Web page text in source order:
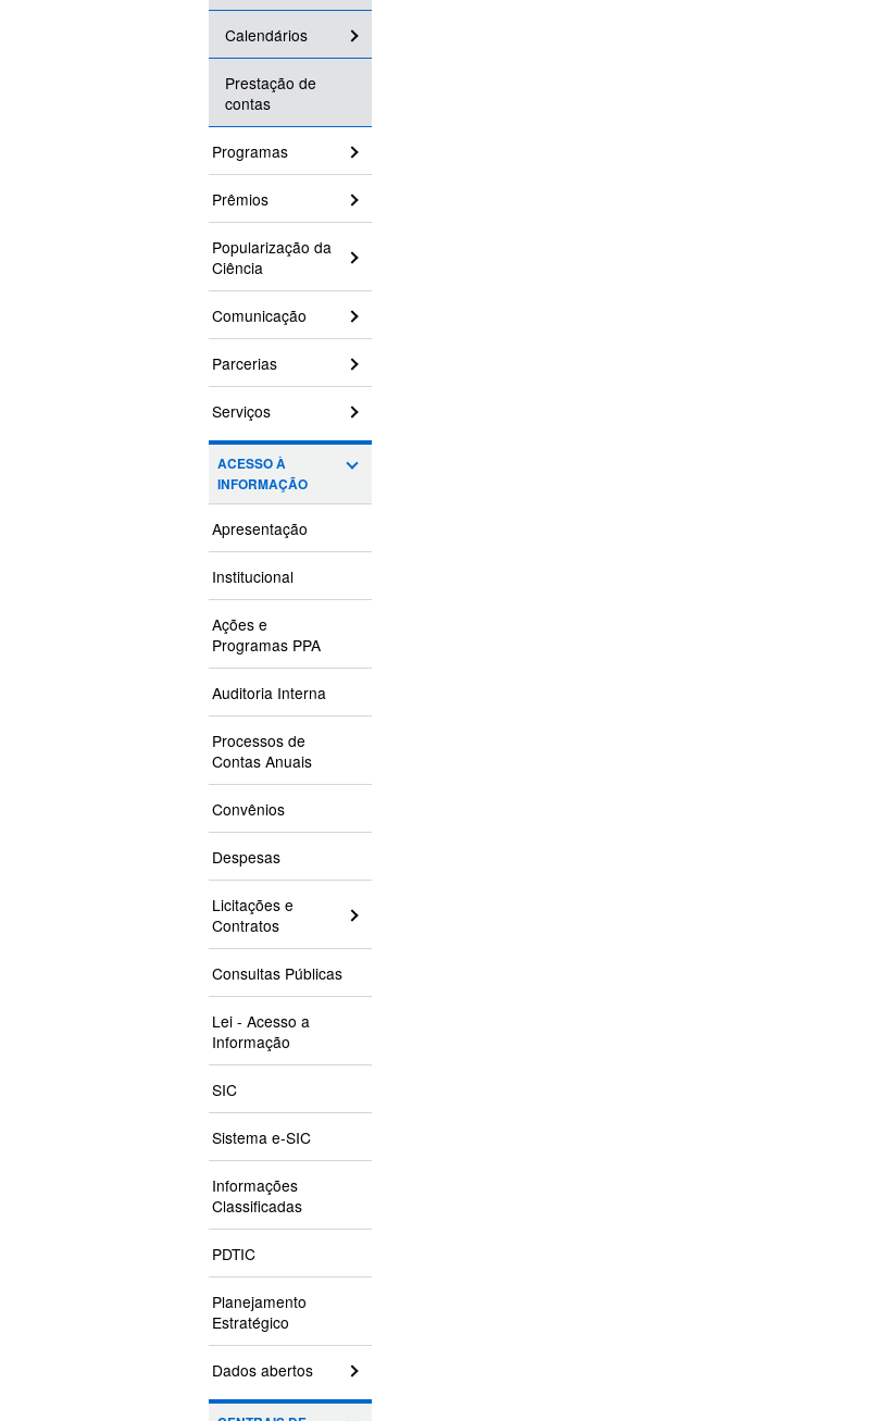
Calendários
Prestação de
contas
Programas
Prêmios
Popularização da
Ciência
Comunicação
Parcerias
Serviços
ACESSO À
INFORMAÇÃO
Apresentação
Institucional
Ações e
Programas PPA
Auditoria Interna
Processos de
Contas Anuais
Convênios
Despesas
Licitações e
Contratos
Consultas Públicas
Lei - Acesso a
Informação
SIC
Sistema e-SIC
Informações
Classificadas
PDTIC
Planejamento
Estratégico
Dados abertos